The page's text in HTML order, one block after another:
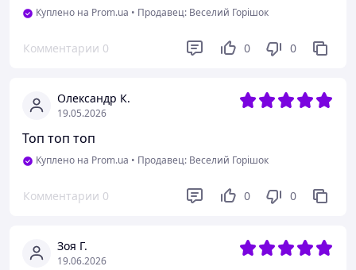
Куплено на Prom.ua • Продавец: Веселий Горішок
Комментарии 0 0 0
Олександр К.
19.05.2026
Топ топ топ
Куплено на Prom.ua • Продавец: Веселий Горішок
Комментарии 0 0 0
Зоя Г.
19.06.2026